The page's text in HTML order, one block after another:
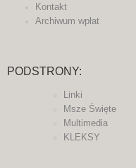
Kontakt
Archiwum wpłat
PODSTRONY:
Linki
Msze Święte
Multimedia
KLEKSY